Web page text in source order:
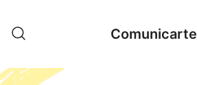
Comunicarte